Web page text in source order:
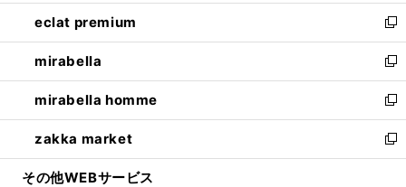
く
ウ
で
開
く
ン
ド
ウ
で
開
く
ウ
ィ
ン
ド
ウ
で
開
く
し
い
ウ
ィ
ン
ド
ウ
で
開
eclat premium
新
し
い
ウ
ィ
ン
ド
ウ
mirabella
新
し
い
ウ
ィ
ン
mirabella homme
新
し
い
ウ
zakka market
新
し
その他WEBサービス